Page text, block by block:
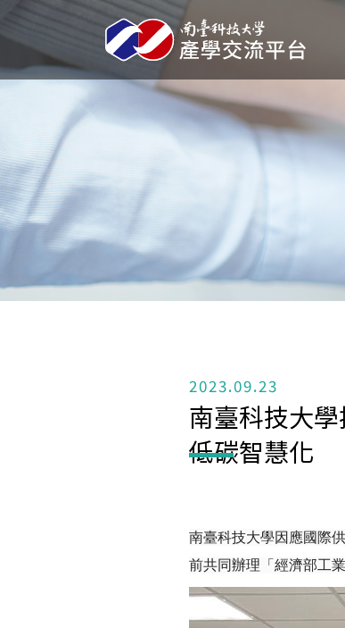
2023.09.23
南臺科技大
低碳智慧化
南臺科技大學因應國際
前共同辦理「經濟部工